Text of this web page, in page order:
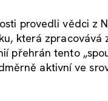
provedli vědci z
která
přehrán tento
aktivní ve